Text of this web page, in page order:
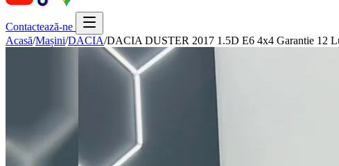
Contactează-ne
Acasă/Mașini/DACIA/DACIA DUSTER 2017 1.5D E6 4x4 Garantie 12